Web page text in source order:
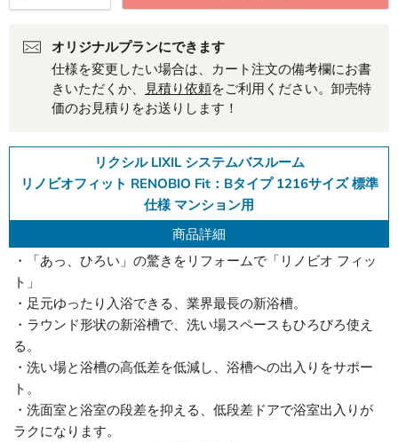
オリジナルプランにできます
仕様を変更したい場合は、カート注文の備考欄にお書
きいただくか、 見積り依頼をご利用ください。卸売特
価のお見積りをお送りします！
リクシル LIXIL システムバスルーム
リノビオフィット RENOBIO Fit：Bタイプ 1216サイズ 標準
仕様 マンション用
商品詳細
・「あっ、ひろい」の驚きをリフォームで「リノビオ フィッ
ト」
・足元ゆったり入浴できる、業界最長の新浴槽。
・ラウンド形状の新浴槽で、洗い場スペースもひろびろ使え
る。
・洗い場と浴槽の高低差を低減し、浴槽への出入りをサポー
ト。
・洗面室と浴室の段差を抑える、低段差ドアで浴室出入りが
ラクになります。